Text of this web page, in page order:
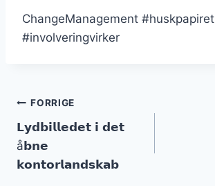
ChangeManagement #huskpapiret
#involveringvirker
Indlægsnavigation
FORRIGE
𝗟𝘆𝗱𝗯𝗶𝗹𝗹𝗲𝗱𝗲𝘁 𝗶 𝗱𝗲𝘁
å𝗯𝗻𝗲
𝗸𝗼𝗻𝘁𝗼𝗿𝗹𝗮𝗻𝗱𝘀𝗸𝗮𝗯